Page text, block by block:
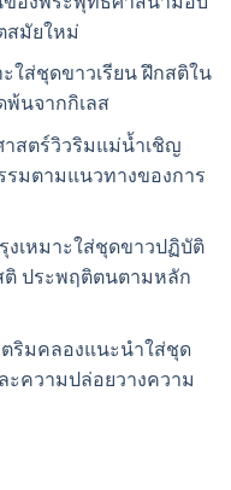
สมัยใหม่
ใส่ชุดขาวเรียน ฝึกสติใน
นจากกิเลส
าสตร์วิวริมแม่น้ำเชิญ
มตามแนวทางของการ
งเหมาะใส่ชุดขาวปฏิบัติ
ประพฤติตนตามหลัก
ริมคลองแนะนำใส่ชุด
ะความปล่อยวางความ